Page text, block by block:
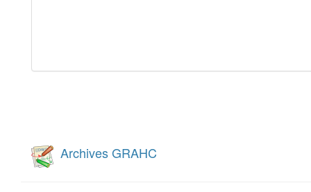
Archives GRAHC